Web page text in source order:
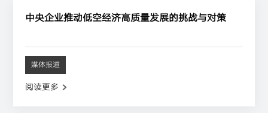
中央企业推动低空经济高质量发展的挑战与对策
媒体报道
阅读更多